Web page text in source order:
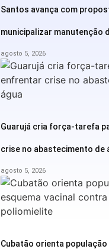
Santos avança com
municipalizar manutenção
agosto 5, 2026
Guarujá cria força-tarefa
crise no abastecimento de
agosto 5, 2026
Cubatão orienta